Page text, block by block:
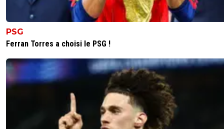
PSG
Ferran Torres a choisi le PSG !